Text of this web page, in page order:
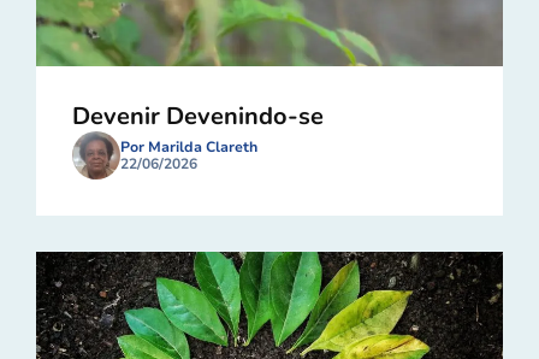
Devenir Devenindo-se
Por Marilda Clareth
22/06/2026